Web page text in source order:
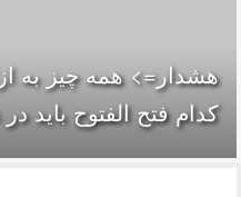
هشدار=> همه چیز به
کدام فتح الفتوح باید